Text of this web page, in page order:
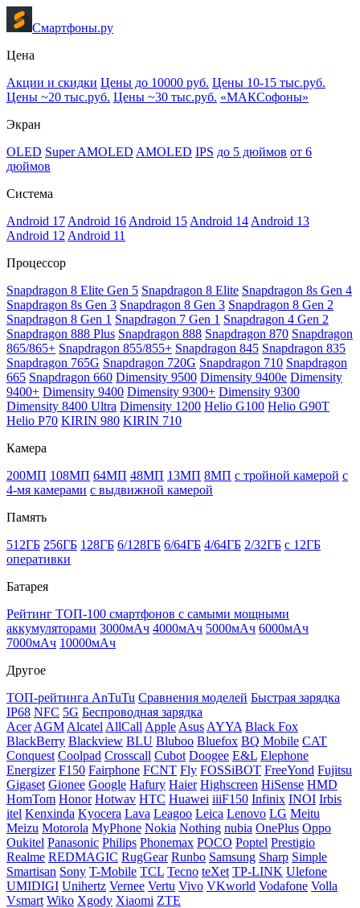
Смартфоны.ру
Цена
Акции и скидки Цены до 10000 руб. Цены 10-15 тыс.руб.
Цены ~20 тыс.руб. Цены ~30 тыс.руб. «МАКСофоны»
Экран
OLED Super AMOLED AMOLED IPS до 5 дюймов от 6
дюймов
Система
Android 17 Android 16 Android 15 Android 14 Android 13
Android 12 Android 11
Процессор
Snapdragon 8 Elite Gen 5 Snapdragon 8 Elite Snapdragon 8s Gen 4
Snapdragon 8s Gen 3 Snapdragon 8 Gen 3 Snapdragon 8 Gen 2
Snapdragon 8 Gen 1 Snapdragon 7 Gen 1 Snapdragon 4 Gen 2
Snapdragon 888 Plus Snapdragon 888 Snapdragon 870 Snapdragon
865/865+ Snapdragon 855/855+ Snapdragon 845 Snapdragon 835
Snapdragon 765G Snapdragon 720G Snapdragon 710 Snapdragon
665 Snapdragon 660 Dimensity 9500 Dimensity 9400e Dimensity
9400+ Dimensity 9400 Dimensity 9300+ Dimensity 9300
Dimensity 8400 Ultra Dimensity 1200 Helio G100 Helio G90T
Helio P70 KIRIN 980 KIRIN 710
Камера
200МП 108МП 64МП 48МП 13МП 8МП с тройной камерой с
4-мя камерами с выдвижной камерой
Память
512ГБ 256ГБ 128ГБ 6/128ГБ 6/64ГБ 4/64ГБ 2/32ГБ с 12ГБ
оперативки
Батарея
Рейтинг ТОП-100 смартфонов с самыми мощными
аккумуляторами 3000мАч 4000мАч 5000мАч 6000мАч
7000мАч 10000мАч
Другое
ТОП-рейтинга AnTuTu Сравнения моделей Быстрая зарядка
IP68 NFC 5G Беспроводная зарядка
Acer AGM Alcatel AllCall Apple Asus AYYA Black Fox
BlackBerry Blackview BLU Bluboo Bluefox BQ Mobile CAT
Conquest Coolpad Crosscall Cubot Doogee E&L Elephone
Energizer F150 Fairphone FCNT Fly FOSSiBOT FreeYond Fujitsu
Gigaset Gionee Google Hafury Haier Highscreen HiSense HMD
HomTom Honor Hotwav HTC Huawei iiiF150 Infinix INOI Irbis
itel Kenxinda Kyocera Lava Leagoo Leica Lenovo LG Meitu
Meizu Motorola MyPhone Nokia Nothing nubia OnePlus Oppo
Oukitel Panasonic Philips Phonemax POCO Poptel Prestigio
Realme REDMAGIC RugGear Runbo Samsung Sharp Simple
Smartisan Sony T-Mobile TCL Tecno teXet TP-LINK Ulefone
UMIDIGI Unihertz Vernee Vertu Vivo VKworld Vodafone Volla
Vsmart Wiko Xgody Xiaomi ZTE